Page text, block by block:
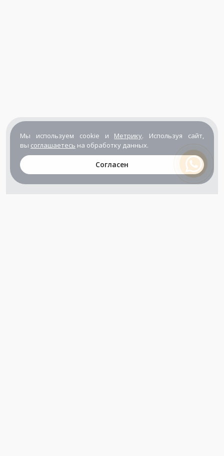
Мы используем cookie и Метрику. Используя сайт,
вы соглашаетесь на обработку данных.
Согласен